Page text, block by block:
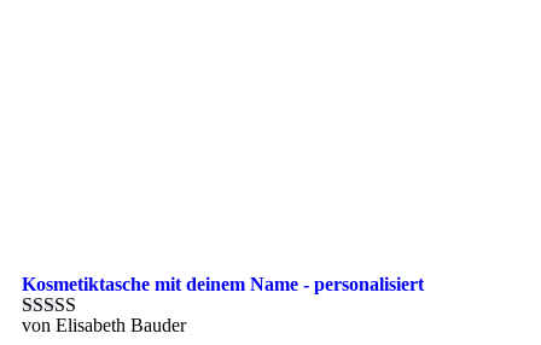
Kosmetiktasche mit deinem Name - personalisiert
Bewertet mit
von Elisabeth Bauder